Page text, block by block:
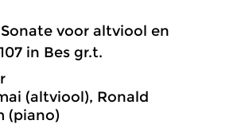
Sonate voor altviool en
in Bes gr.t.
(altviool), Ronald
(piano)